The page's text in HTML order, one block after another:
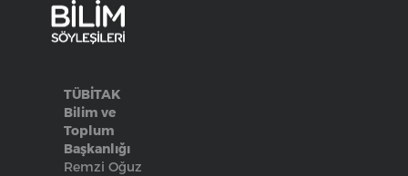
TÜBİTAK
Bilim ve
Toplum
Başkanlığı
Remzi Oğuz